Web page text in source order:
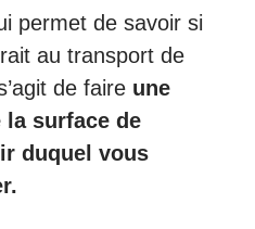
permet de savoir si
au transport de
de faire une
surface de
duquel vous